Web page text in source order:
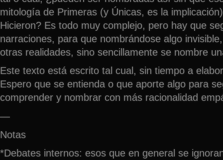
mitología de Primeras (y Únicas, es la
Hicieron? Es todo muy complejo, pero hay que
narraciones, para que nombrándose algo
otras realidades, sino sencillamente se nombre
Este texto está escrito tal cual, sin tiempo a
Espero que se entienda o que aporte algo para
comprender y nombrar con más racionalidad
—
Notas
*Debates internos: esos que en general se